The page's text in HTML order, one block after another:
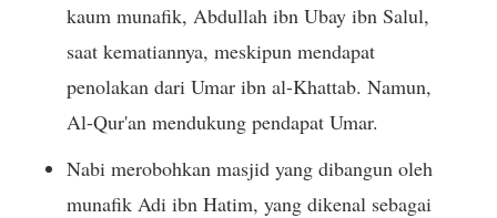
kaum munafik, Abdullah ibn Ubay ibn Salul,
saat kematiannya, meskipun mendapat
penolakan dari Umar ibn al-Khattab. Namun,
Al-Qur'an mendukung pendapat Umar.
Nabi merobohkan masjid yang dibangun oleh
munafik Adi ibn Hatim, yang dikenal sebagai